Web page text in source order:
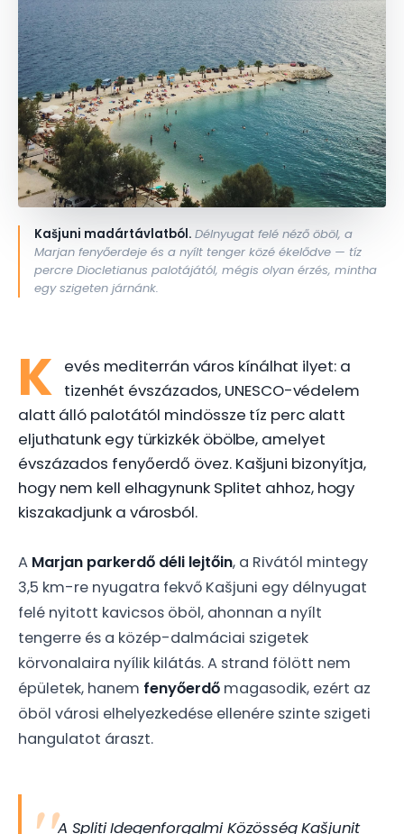
Kašjuni madártávlatból. Délnyugat felé néző öböl, a
Marjan fenyőerdeje és a nyílt tenger közé ékelődve — tíz
percre Diocletianus palotájától, mégis olyan érzés, mintha
egy szigeten járnánk.
K evés mediterrán város kínálhat ilyet: a
tizenhét évszázados, UNESCO-védelem
alatt álló palotától mindössze tíz perc alatt
eljuthatunk egy türkizkék öbölbe, amelyet
évszázados fenyőerdő övez. Kašjuni bizonyítja,
hogy nem kell elhagynunk Splitet ahhoz, hogy
kiszakadjunk a városból.
A Marjan parkerdő déli lejtőin, a Rivától mintegy
3,5 km-re nyugatra fekvő Kašjuni egy délnyugat
felé nyitott kavicsos öböl, ahonnan a nyílt
tengerre és a közép-dalmáciai szigetek
körvonalaira nyílik kilátás. A strand fölött nem
épületek, hanem fenyőerdő magasodik, ezért az
öböl városi elhelyezkedése ellenére szinte szigeti
hangulatot áraszt.
A Spliti Idegenforgalmi Közösség Kašjunit